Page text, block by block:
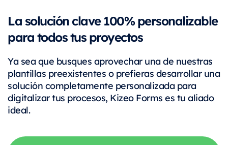
La solución clave 100% personalizable
para todos tus proyectos
Ya sea que busques aprovechar una de nuestras
plantillas preexistentes o prefieras desarrollar una
solución completamente personalizada para
digitalizar tus procesos, Kizeo Forms es tu aliado
ideal.